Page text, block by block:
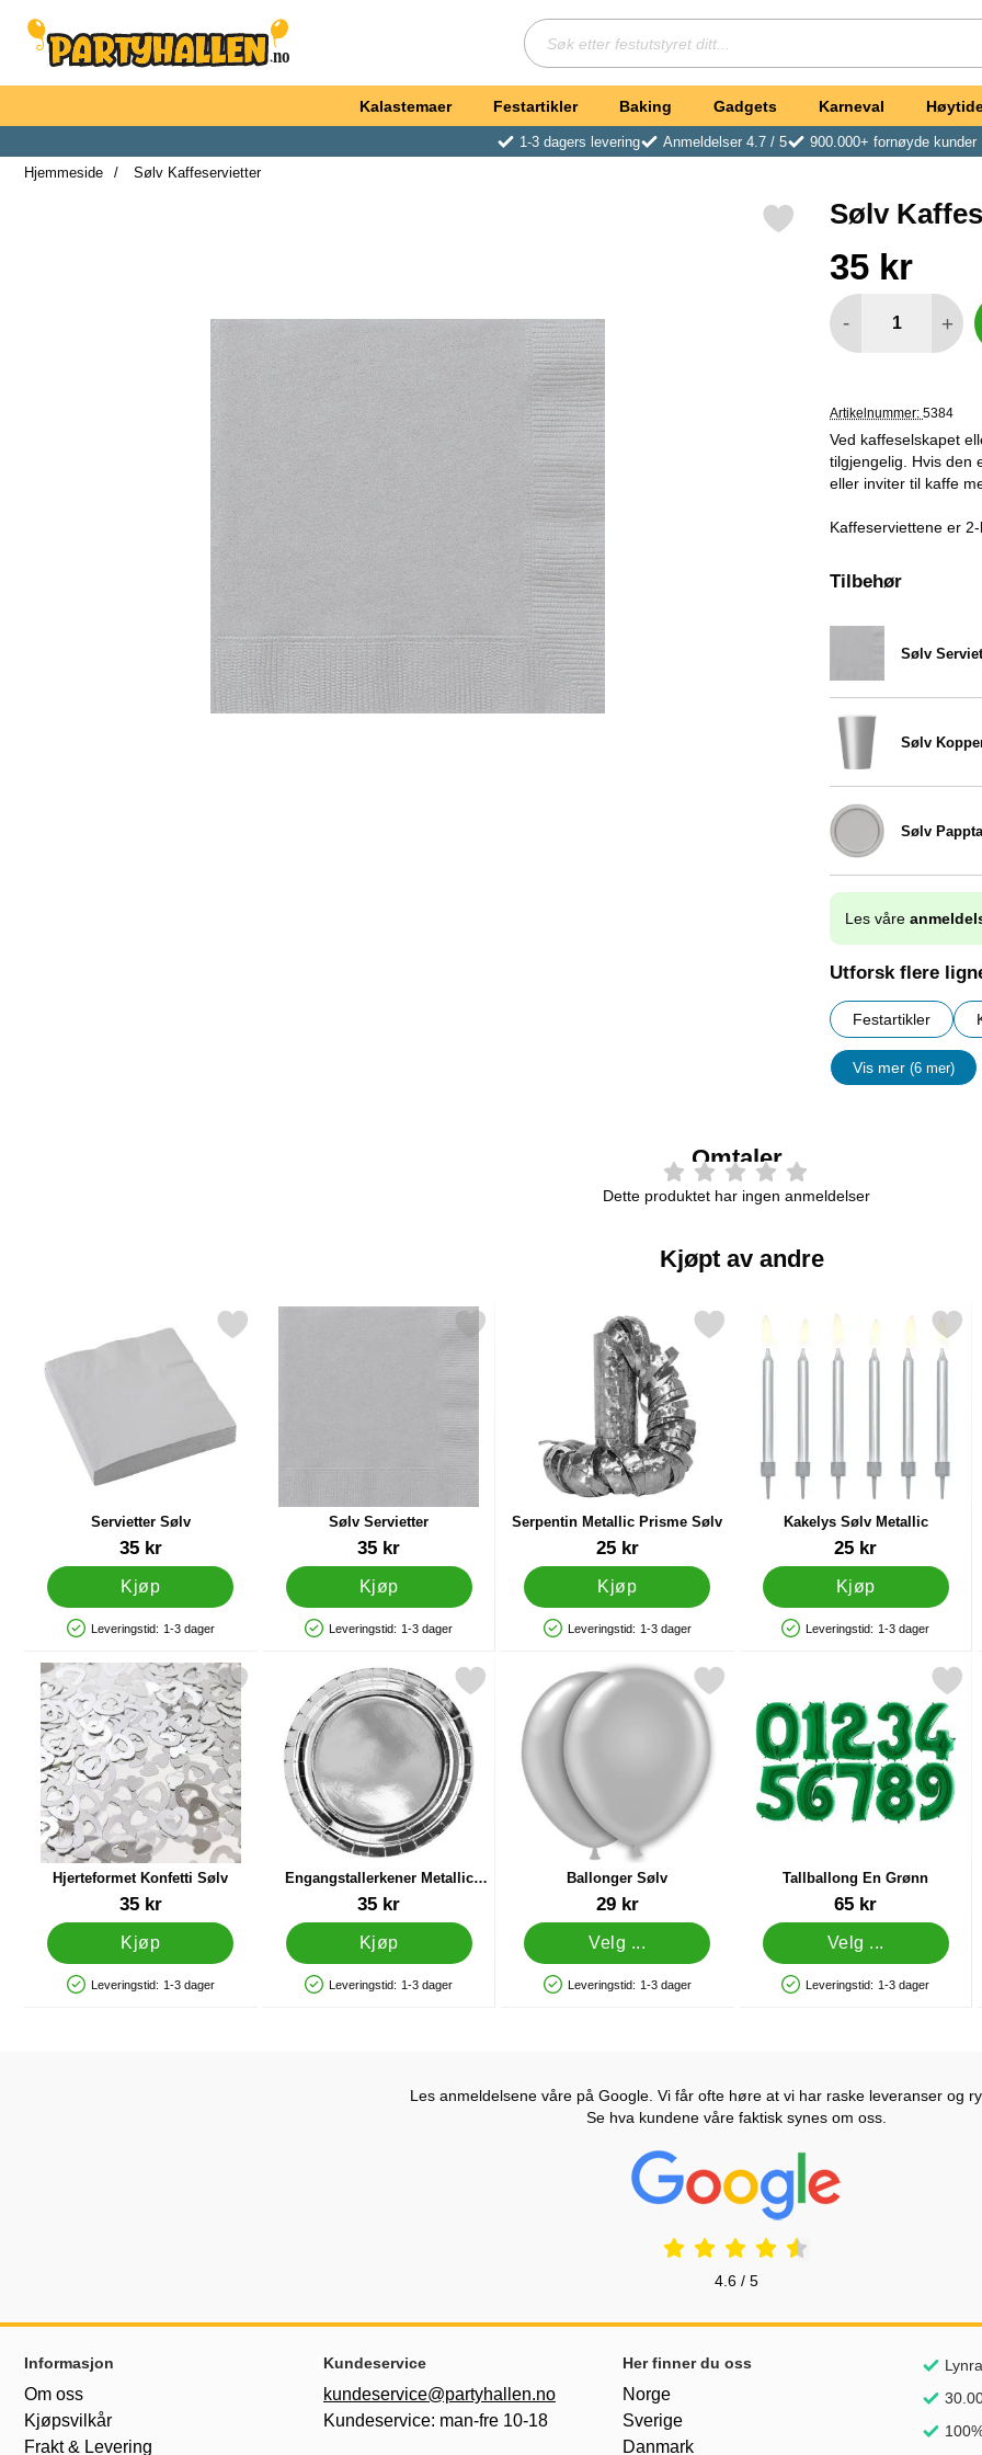
Søk
Startsiden for Partyhallen AB
Kalastemaer Festartikler Baking Gadgets Karneval
1-3 dagers levering Anmeldelser 4.7 / 5
900.000+ fornøyde kunder
Hjemmeside
Sølv Kaffeservietter
Merk sølv Kaffeservietter som favoritt
Sølv
pris
35 kr
- +
Artikelnummer: 5384
Ved kaffeselskapet
tilgjengelig. Hvis den
eller inviter til kaffe
Kaffeserviettene er
Tilbehør
Sølv
Varenummer 5385
Sølv
Varenummer 5388
Sølv
Varenummer 5390
Les våre
Utforsk flere
Festartikler
Vis mer (6 mer)
egenskaper
Omtaler
Dette produktet har ingen anmeldelser
Kjøpt av andre
Servietter Sølv
Varenummer 34516
35 kr
Kjøp
Produkttilgjengelighet: På lager
Leveringstid: 1-3 dager
Merk servietter Sølv som favoritt
Sølv Servietter
Varenummer 5385
35 kr
Kjøp
Produkttilgjengelighet: På lager
Leveringstid: 1-3 dager
Merk sølv Servietter som favoritt
Serpentin Metallic Prisme Sølv
Varenummer 9765
25 kr
Kjøp
Produkttilgjengelighet: På lager
Leveringstid: 1-3 dager
Merk serpentin Metallic Prisme Sølv som favoritt
Kakelys Sølv Metallic
Varenummer 33042
25 kr
Kjøp
Produkttilgjengelighet: På lager
Leveringstid: 1-3 dager
Merk kakelys Sølv
Hjerteformet Konfetti Sølv
Varenummer 41009
35 kr
Kjøp
Produkttilgjengelighet: På lager
Leveringstid: 1-3 dager
Merk hjerteformet Konfetti Sølv som favoritt
Engangstallerkener Metallic
Sølv
Varenummer 19626
35 kr
Kjøp
Produkttilgjengelighet: På lager
Leveringstid: 1-3 dager
Merk engangstallerkener Metallic Sølv som favoritt
Ballonger Sølv
Varenummer 5021
29 kr
Velg ...
Produkttilgjengelighet: På lager
Leveringstid: 1-3 dager
Merk ballonger Sølv som favoritt
Tallballong En Grønn
Varenummer 11169
65 kr
Velg ...
Produkttilgjengelighet: På lager
Leveringstid: 1-3 dager
Merk tallballong En
Les anmeldelsene våre på Google. Vi får ofte høre at vi har raske leveranser og
Se hva kundene våre faktisk synes om oss.
Prisjakt Vurdering: 4.6 Stjerne
4.6 / 5
Footer-innhold Blandet informasjon og lenker
Informasjon
Om oss
Kjøpsvilkår
Frakt & Levering
Kundeservice
kundeservice@partyhallen.no
Kundeservice: man-fre 10-18
Her finner du oss
Norge
Sverige
Danmark